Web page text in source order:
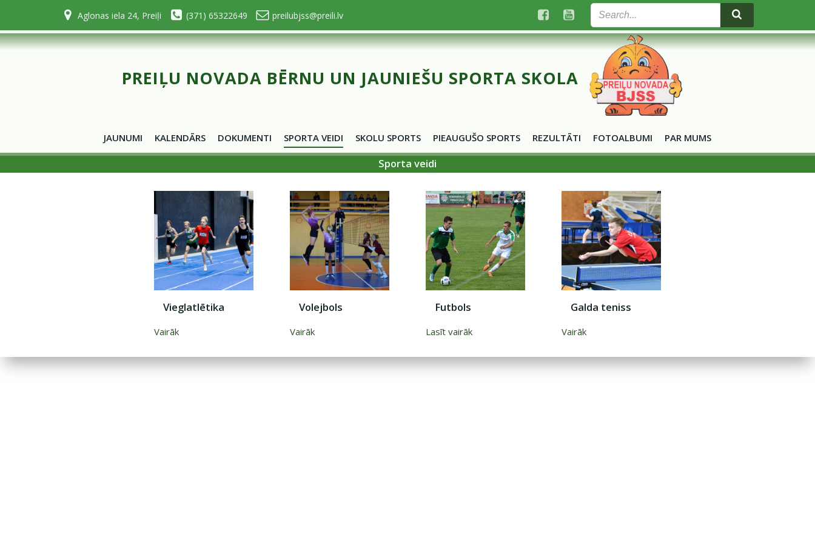
content
Aglonas iela 24, Preiļi (371) 65322649 preilubjss@preili.lv
PREIĻU NOVADA BĒRNU UN JAUNIEŠU SPORTA SKOLA
JAUNUMI KALENDĀRS DOKUMENTI SPORTA VEIDI SKOLU SPORTS PIEAUGUŠO SPORTS REZULTĀTI FOTOALBUMI PAR MUMS
Sporta veidi
Vieglatlētika
Vairāk
Volejbols
Vairāk
Futbols
Lasīt vairāk
Galda teniss
Vairāk